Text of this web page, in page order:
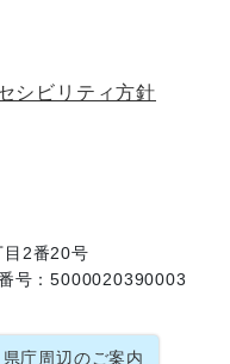
シビリティ方針
目2番20号
号：5000020390003
県庁周辺のご案内